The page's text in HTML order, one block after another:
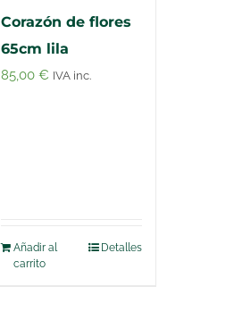
Corazón de flores
65cm lila
85,00€ IVA inc.
Añadir al
carrito
Detalles